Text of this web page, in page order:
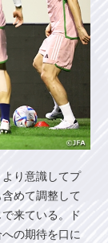
り意識してプ
めて調整して
来ている。ド
の期待を口に